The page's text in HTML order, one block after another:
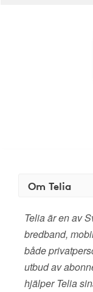
Om Telia
Telia är en av
bredband,
både
utbud av
hjälper Telia